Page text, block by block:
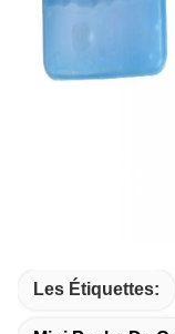
Les Étiquettes: